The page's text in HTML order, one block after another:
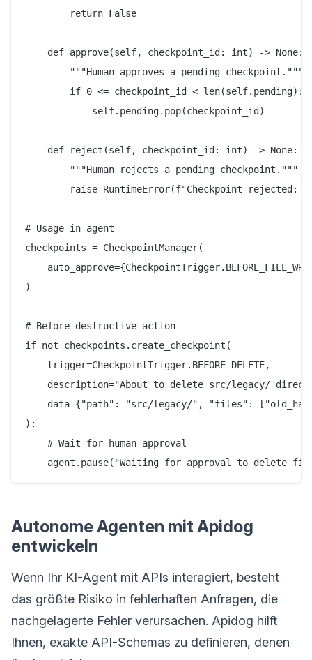
        return False
    def approve(self, checkpoint_id: int) -> None:
        """Human approves a pending checkpoint."""
        if 0 <= checkpoint_id < len(self.pending):
            self.pending.pop(checkpoint_id)
    def reject(self, checkpoint_id: int) -> None:
        """Human rejects a pending checkpoint."""
raise RuntimeError(f"Checkpoint rejected:
# Usage in agent
checkpoints = CheckpointManager(
)
# Before destructive action
if not checkpoints.create_checkpoint(
    trigger=CheckpointTrigger.BEFORE_DELETE,
description="About to delete src/legacy/
data={"path": "src/legacy/", "files":
):
    # Wait for human approval
Autonome Agenten mit Apidog
entwickeln
Wenn Ihr KI-Agent mit APIs interagiert, besteht
das größte Risiko in fehlerhaften Anfragen, die
nachgelagerte Fehler verursachen. Apidog hilft
Ihnen, exakte API-Schemas zu definieren, denen